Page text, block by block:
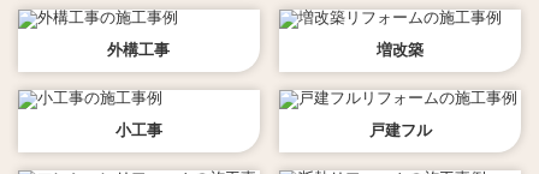
外構工事 増改築
小工事 戸建フル